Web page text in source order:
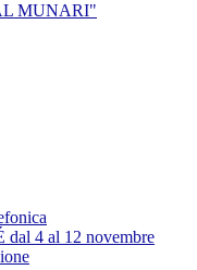
MUNARI"
4 al 12 novembre